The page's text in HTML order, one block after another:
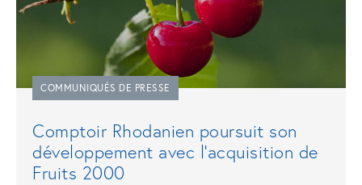
COMMUNIQUÉS DE PRESSE
Comptoir Rhodanien poursuit son
développement avec l'acquisition de
Fruits 2000